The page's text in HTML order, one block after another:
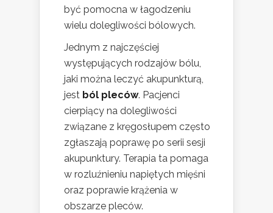
być pomocna w łagodzeniu
wielu dolegliwości bólowych.
Jednym z najczęściej
występujących rodzajów bólu,
jaki można leczyć akupunkturą,
jest ból pleców. Pacjenci
cierpiący na dolegliwości
związane z kręgosłupem często
zgłaszają poprawę po serii sesji
akupunktury. Terapia ta pomaga
w rozluźnieniu napiętych mięśni
oraz poprawie krążenia w
obszarze pleców.